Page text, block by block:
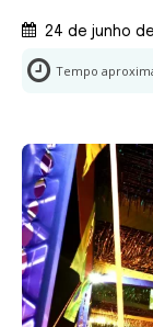
24 de junho
Tempo